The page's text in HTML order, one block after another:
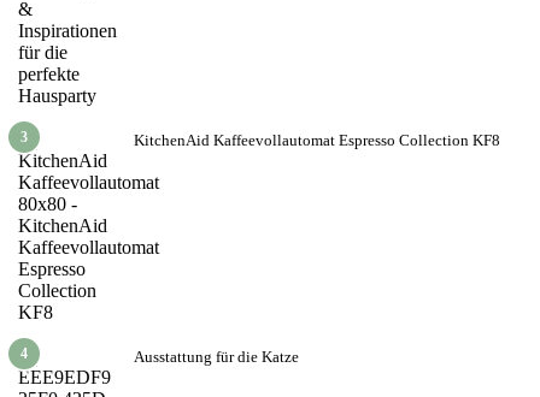
3 KitchenAid Kaffeevollautomat Espresso Collection KF8
4 Ausstattung für die Katze